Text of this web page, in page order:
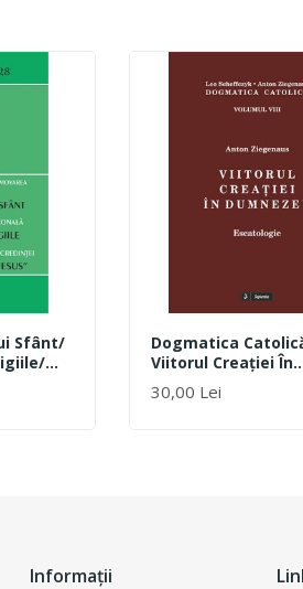
Sfânt/
Iesus”
Dogmatica
Viitorul Creaţiei În
Dumnezeu :
30,00 Lei
ADAUGĂ ÎN COȘ
Informații